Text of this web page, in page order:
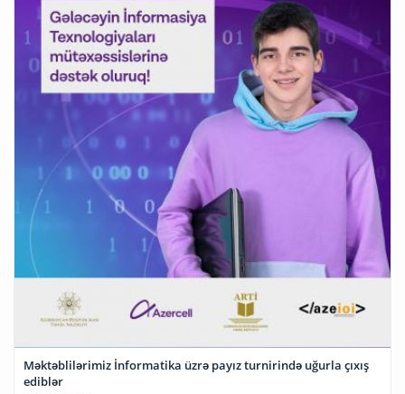
Məktəblilərimiz İnformatika üzrə payız turnirində uğurla çıxış
ediblər